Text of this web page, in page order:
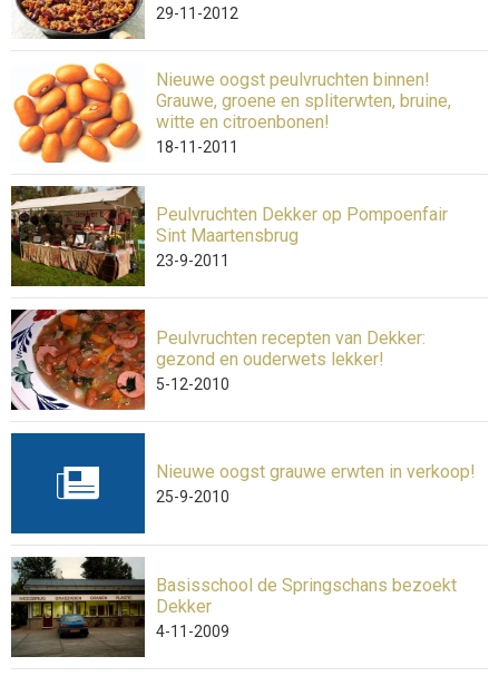
29-11-2012
Nieuwe oogst peulvruchten binnen!
Grauwe, groene en spliterwten, bruine,
witte en citroenbonen!
18-11-2011
Peulvruchten Dekker op Pompoenfair
Sint Maartensbrug
23-9-2011
Peulvruchten recepten van Dekker:
gezond en ouderwets lekker!
5-12-2010
Nieuwe oogst grauwe erwten in verkoop!
25-9-2010
Basisschool de Springschans bezoekt
Dekker
4-11-2009